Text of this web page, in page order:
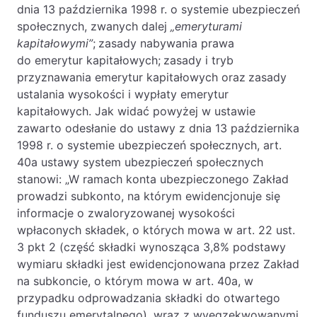
Ochrona majątku i planowanie podatkowe
Doradztwo sukcesyjne
Ochrona majątku
Planowanie podatkowe
Restrukturyzacje
Spółki zagraniczne – wsparcie
przedsiębiorców poza granicami RP
Obsługa korporacyjna
Bieżące doradztwo prawne
Bieżące doradztwo prawne dla spółek z
branży IT
Doradztwo podatkowe
dnia 13 października 1998 r. o systemie ubezpieczeń
społecznych, zwanych dalej „emeryturami
kapitałowymi”; zasady nabywania prawa
do emerytur kapitałowych; zasady i tryb
przyznawania emerytur kapitałowych oraz zasady
ustalania wysokości i wypłaty emerytur
kapitałowych. Jak widać powyżej w ustawie
zawarto odesłanie do ustawy z dnia 13 października
1998 r. o systemie ubezpieczeń społecznych, art.
40a ustawy system ubezpieczeń społecznych
stanowi: „W ramach konta ubezpieczonego Zakład
prowadzi subkonto, na którym ewidencjonuje się
informacje o zwaloryzowanej wysokości
wpłaconych składek, o których mowa w art. 22 ust.
3 pkt 2 (część składki wynosząca 3,8% podstawy
wymiaru składki jest ewidencjonowana przez Zakład
na subkoncie, o którym mowa w art. 40a, w
przypadku odprowadzania składki do otwartego